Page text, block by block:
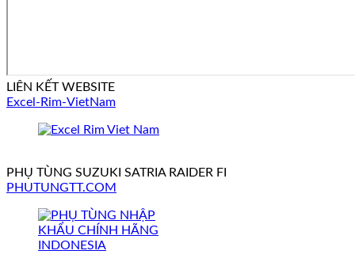
LIÊN KẾT WEBSITE
Excel-Rim-VietNam
PHỤ TÙNG SUZUKI SATRIA RAIDER FI
PHUTUNGTT.COM